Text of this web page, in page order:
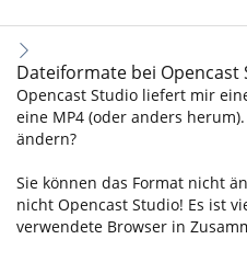
Dateiformate bei Opencast
Opencast Studio liefert mir
eine MP4 (oder anders
ändern?
Sie können das Format nicht
nicht Opencast Studio! Es ist
verwendete Browser in